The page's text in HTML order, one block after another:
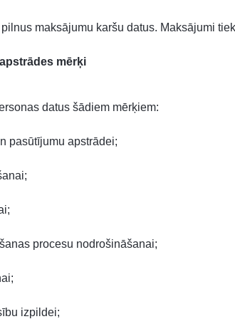
maksājumu karšu datus. Maksājumi
mērķi
datus šādiem mērķiem:
pasūtījumu apstrādei;
procesu nodrošināšanai;
izpildei;